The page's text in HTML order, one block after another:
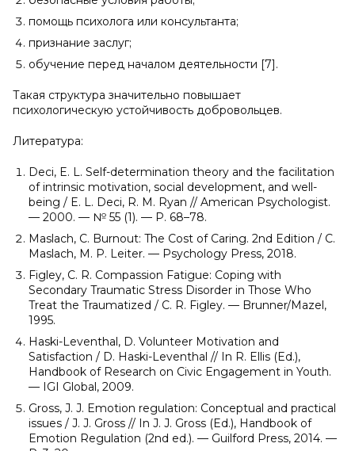
помощь психолога или консультанта;
признание заслуг;
обучение перед началом деятельности [7].
Такая структура значительно повышает
психологическую устойчивость добровольцев.
Литература:
Deci, E. L. Self-determination theory and the facilitation
of intrinsic motivation, social development, and well-
being / E. L. Deci, R. M. Ryan // American Psychologist.
— 2000. — № 55 (1). — P. 68–78.
Maslach, C. Burnout: The Cost of Caring. 2nd Edition / C.
Maslach, M. P. Leiter. — Psychology Press, 2018.
Figley, C. R. Compassion Fatigue: Coping with
Secondary Traumatic Stress Disorder in Those Who
Treat the Traumatized / C. R. Figley. — Brunner/Mazel,
1995.
Haski-Leventhal, D. Volunteer Motivation and
Satisfaction / D. Haski-Leventhal // In R. Ellis (Ed.),
Handbook of Research on Civic Engagement in Youth.
— IGI Global, 2009.
Gross, J. J. Emotion regulation: Conceptual and practical
issues / J. J. Gross // In J. J. Gross (Ed.), Handbook of
Emotion Regulation (2nd ed.). — Guilford Press, 2014. —